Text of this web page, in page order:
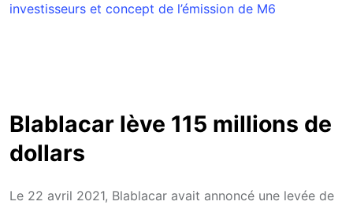
investisseurs et concept de l’émission de M6
Blablacar lève 115 millions de
dollars
Le 22 avril 2021, Blablacar avait annoncé une levée de